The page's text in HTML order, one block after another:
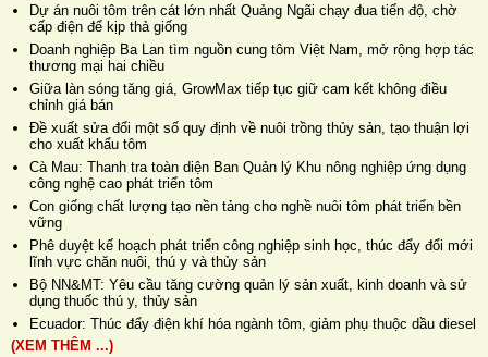
Dự án nuôi tôm trên cát lớn nhất Quảng Ngãi chạy đua tiến độ, chờ
cấp điện để kịp thả giống
Doanh nghiệp Ba Lan tìm nguồn cung tôm Việt Nam, mở rộng hợp tác
thương mại hai chiều
Giữa làn sóng tăng giá, GrowMax tiếp tục giữ cam kết không điều
chỉnh giá bán
Đề xuất sửa đổi một số quy định về nuôi trồng thủy sản, tạo thuận lợi
cho xuất khẩu tôm
Cà Mau: Thanh tra toàn diện Ban Quản lý Khu nông nghiệp ứng dụng
công nghệ cao phát triển tôm
Con giống chất lượng tạo nền tảng cho nghề nuôi tôm phát triển bền
vững
Phê duyệt kế hoạch phát triển công nghiệp sinh học, thúc đẩy đổi mới
lĩnh vực chăn nuôi, thú y và thủy sản
Bộ NN&MT: Yêu cầu tăng cường quản lý sản xuất, kinh doanh và sử
dụng thuốc thú y, thủy sản
Ecuador: Thúc đẩy điện khí hóa ngành tôm, giảm phụ thuộc dầu diesel
(XEM THÊM ...)